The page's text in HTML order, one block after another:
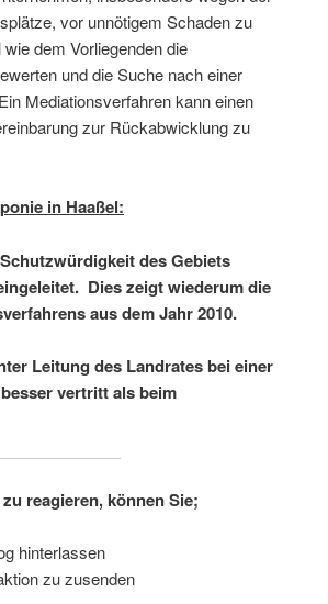
vor unnötigem Schaden zu
dem Vorliegenden die
und die Suche nach einer
Mediationsverfahren kann einen
zur Rückabwicklung zu
in Haaßel:
des Gebiets
Dies zeigt wiederum die
aus dem Jahr 2010.
Leitung des Landrates bei einer
vertritt als beim
reagieren, können Sie;
hinterlassen
zu zusenden